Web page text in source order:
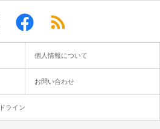
個人情報について
お問い合わせ
ライン